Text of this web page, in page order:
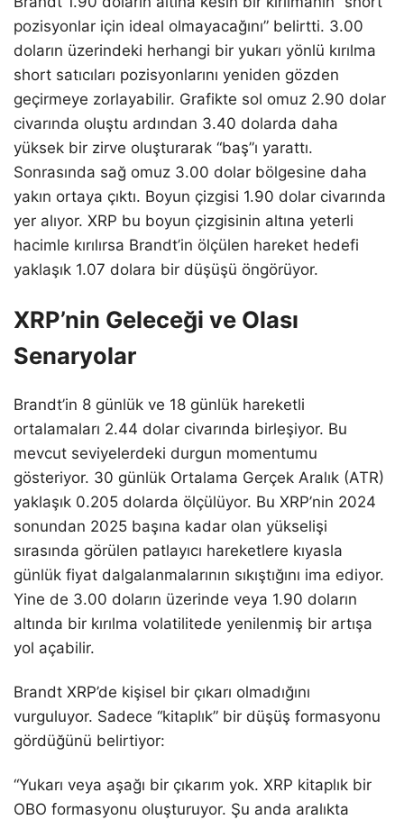
pozisyonlar için ideal olmayacağını” belirtti. 3.00
doların üzerindeki herhangi bir yukarı yönlü kırılma
short satıcıları pozisyonlarını yeniden gözden
geçirmeye zorlayabilir. Grafikte sol omuz 2.90 dolar
civarında oluştu ardından 3.40 dolarda daha
yüksek bir zirve oluşturarak “baş”ı yarattı.
Sonrasında sağ omuz 3.00 dolar bölgesine daha
yakın ortaya çıktı. Boyun çizgisi 1.90 dolar civarında
yer alıyor. XRP bu boyun çizgisinin altına yeterli
hacimle kırılırsa Brandt’in ölçülen hareket hedefi
yaklaşık 1.07 dolara bir düşüşü öngörüyor.
XRP’nin Geleceği ve Olası
Senaryolar
Brandt’in 8 günlük ve 18 günlük hareketli
ortalamaları 2.44 dolar civarında birleşiyor. Bu
mevcut seviyelerdeki durgun momentumu
gösteriyor. 30 günlük Ortalama Gerçek Aralık (ATR)
yaklaşık 0.205 dolarda ölçülüyor. Bu XRP’nin 2024
sonundan 2025 başına kadar olan yükselişi
sırasında görülen patlayıcı hareketlere kıyasla
günlük fiyat dalgalanmalarının sıkıştığını ima ediyor.
Yine de 3.00 doların üzerinde veya 1.90 doların
altında bir kırılma volatilitede yenilenmiş bir artışa
yol açabilir.
Brandt XRP’de kişisel bir çıkarı olmadığını
vurguluyor. Sadece “kitaplık” bir düşüş formasyonu
gördüğünü belirtiyor:
“Yukarı veya aşağı bir çıkarım yok. XRP kitaplık bir
OBO formasyonu oluşturuyor. Şu anda aralıkta